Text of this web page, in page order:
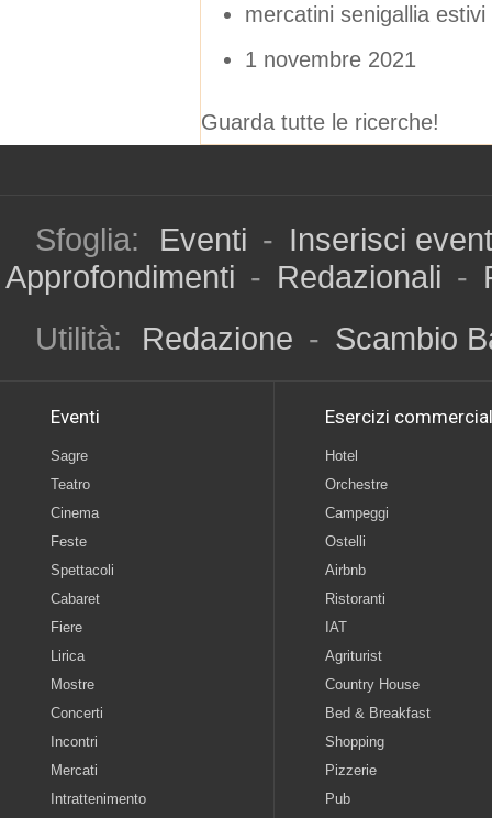
mercatini senigallia
1 novembre 2021
Guarda tutte le ricerche!
Sfoglia: Eventi - Inserisci
Approfondimenti - Redazionali -
Utilità:
Redazione - Scambio
Eventi
Sagre
Teatro
Cinema
Feste
Spettacoli
Cabaret
Fiere
Lirica
Mostre
Concerti
Incontri
Mercati
Intrattenimento
Esercizi
Hotel
Orchestre
Campeggi
Ostelli
Airbnb
Ristoranti
IAT
Agriturist
Country House
Bed & Breakfast
Shopping
Pizzerie
Pub